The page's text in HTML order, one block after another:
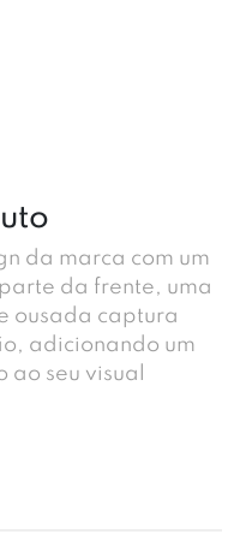
da marca com um
da frente, uma
ousada captura
adicionando um
seu visual